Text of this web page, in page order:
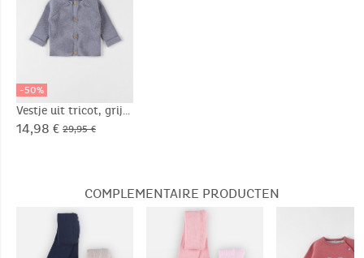
-50%
Vestje uit tricot, grijs
14,98 € 29,95 €
COMPLEMENTAIRE PRODUCTEN